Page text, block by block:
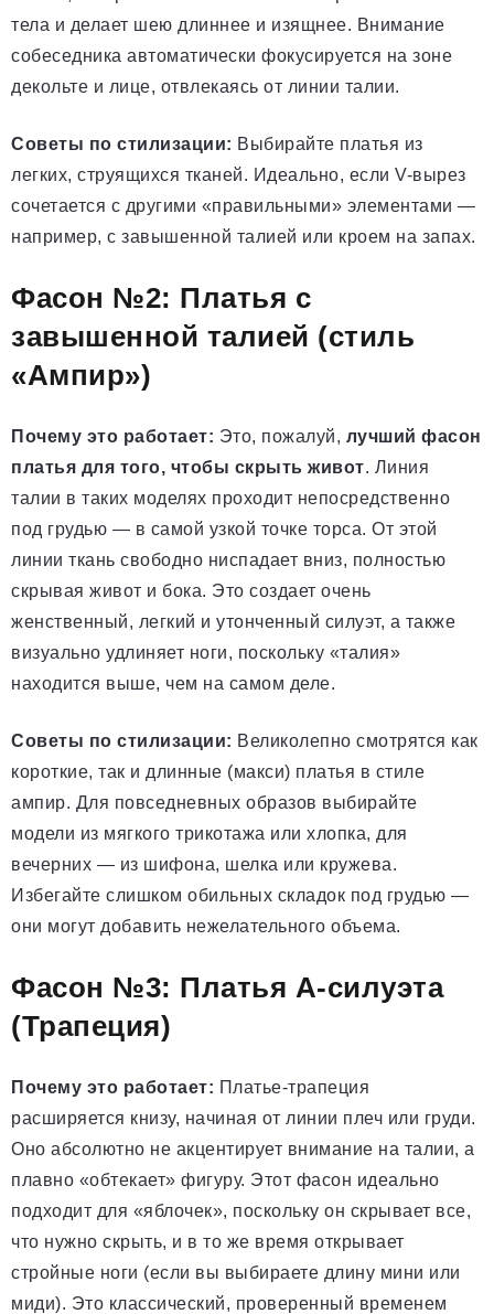
тела и делает шею длиннее и изящнее. Внимание
собеседника автоматически фокусируется на зоне
декольте и лице, отвлекаясь от линии талии.
Советы по стилизации: Выбирайте платья из
легких, струящихся тканей. Идеально, если V-вырез
сочетается с другими «правильными» элементами —
например, с завышенной талией или кроем на запах.
Фасон №2: Платья с
завышенной талией (стиль
«Ампир»)
Почему это работает: Это, пожалуй, лучший фасон
платья для того, чтобы скрыть живот. Линия
талии в таких моделях проходит непосредственно
под грудью — в самой узкой точке торса. От этой
линии ткань свободно ниспадает вниз, полностью
скрывая живот и бока. Это создает очень
женственный, легкий и утонченный силуэт, а также
визуально удлиняет ноги, поскольку «талия»
находится выше, чем на самом деле.
Советы по стилизации: Великолепно смотрятся как
короткие, так и длинные (макси) платья в стиле
ампир. Для повседневных образов выбирайте
модели из мягкого трикотажа или хлопка, для
вечерних — из шифона, шелка или кружева.
Избегайте слишком обильных складок под грудью —
они могут добавить нежелательного объема.
Фасон №3: Платья А-силуэта
(Трапеция)
Почему это работает: Платье-трапеция
расширяется книзу, начиная от линии плеч или груди.
Оно абсолютно не акцентирует внимание на талии, а
плавно «обтекает» фигуру. Этот фасон идеально
подходит для «яблочек», поскольку он скрывает все,
что нужно скрыть, и в то же время открывает
стройные ноги (если вы выбираете длину мини или
миди). Это классический, проверенный временем